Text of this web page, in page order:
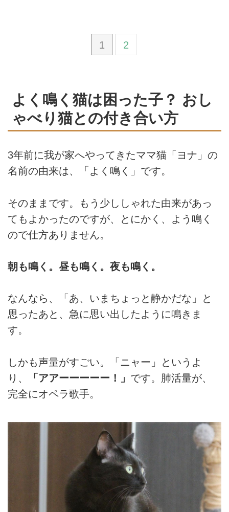
1 2
よく鳴く猫は困った子？ おし
ゃべり猫との付き合い方
3年前に我が家へやってきたママ猫「ヨナ」の
名前の由来は、「よく鳴く」です。
そのままです。もう少ししゃれた由来があっ
てもよかったのですが、とにかく、よう鳴く
ので仕方ありません。
朝も鳴く。昼も鳴く。夜も鳴く。
なんなら、「あ、いまちょっと静かだな」と
思ったあと、急に思い出したように鳴きま
す。
しかも声量がすごい。「ニャー」というよ
り、
「アアーーーーー！」 です。肺活量が、
完全にオペラ歌手。